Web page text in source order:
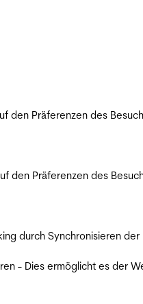
den Präferenzen des
den Präferenzen des
durch Synchronisieren
- Dies ermöglicht es der